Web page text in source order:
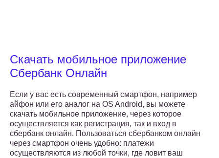
Скачать мобильное приложение
Сбербанк Онлайн
Если у вас есть современный смартфон, например
айфон или его аналог на OS Android, вы можете
скачать мобильное приложение, через которое
осуществляется как регистрация, так и вход в
сбербанк онлайн. Пользоваться сбербанком онлайн
через смартфон очень удобно: платежи
осуществляются из любой точки, где ловит ваш